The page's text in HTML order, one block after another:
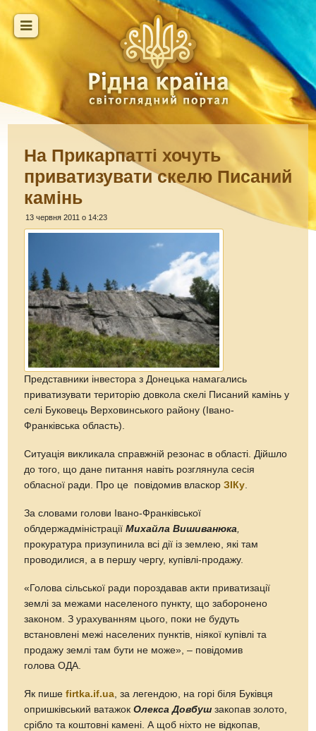
На Прикарпатті хочуть
приватизувати скелю Писаний
камінь
13 червня 2011 о 14:23
Представники інвестора з Донецька намагались
приватизувати територію довкола скелі Писаний камінь у
селі Буковець Верховинського району (Івано-
Франківська область).
Ситуація викликала справжній резонас в області. Дійшло
до того, що дане питання навіть розглянула сесія
обласної ради. Про це повідомив власкорЗІКу
За словами голови Івано-Франківської
облдержадміністраціїМихайла Вишиванюка
прокуратура призупинила всі дії із землею, які там
проводилися, а в першу чергу, купівлі-продажу.
«Голова сільської ради пороздавав акти приватизації
землі за межами населеного пункту, що заборонено
законом. З урахуванням цього, поки не будуть
встановлені межі населених пунктів, ніякої купівлі та
продажу землі там бути не може», – повідомив
голова ОДА.
Як пишеfirtka.if.ua , за легендою, на горі біля Буківця
опришківський ватажокОлекса Довбуш закопав золото,
срібло та коштовні камені. А щоб ніхто не відкопав,